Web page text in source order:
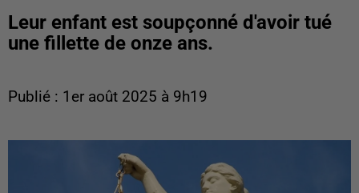
Leur enfant est soupçonné d'avoir tué
une fillette de onze ans.
Publié : 1er août 2025 à 9h19